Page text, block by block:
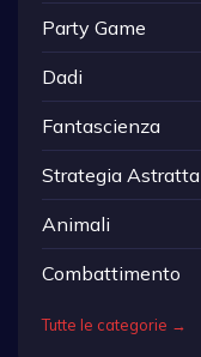
Party Game
Dadi
Fantascienza
Strategia Astratta
Animali
Combattimento
Tutte le categorie →